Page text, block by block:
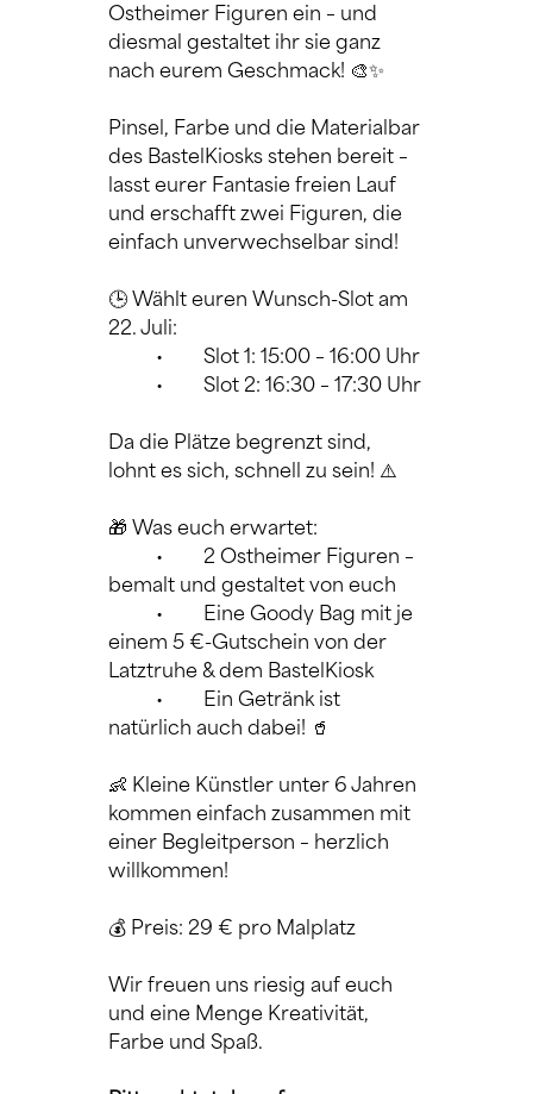
Ostheimer Figuren ein – und
diesmal gestaltet ihr sie ganz
nach eurem Geschmack! 🎨✨
Pinsel, Farbe und die Materialbar
des BastelKiosks stehen bereit –
lasst eurer Fantasie freien Lauf
und erschafft zwei Figuren, die
einfach unverwechselbar sind!
🕒 Wählt euren Wunsch-Slot am
22. Juli:
	•	Slot 1: 15:00 – 16:00 Uhr
	•	Slot 2: 16:30 – 17:30 Uhr
Da die Plätze begrenzt sind,
lohnt es sich, schnell zu sein! ⚠️
🎁 Was euch erwartet:
bemalt und gestaltet von euch
einem 5 €-Gutschein von der
Latztruhe & dem BastelKiosk
natürlich auch dabei! 🥤
👶 Kleine Künstler unter 6 Jahren
kommen einfach zusammen mit
einer Begleitperson – herzlich
willkommen!
💰 Preis: 29 € pro Malplatz
Wir freuen uns riesig auf euch
und eine Menge Kreativität,
Farbe und Spaß.